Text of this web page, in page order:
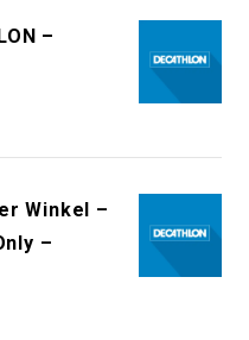
–
Winkel –
–